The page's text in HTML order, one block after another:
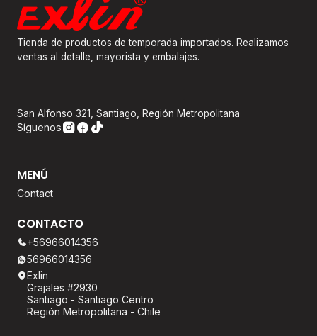
Tienda de productos de temporada importados. Realizamos
ventas al detalle, mayorista y embalajes.
San Alfonso 321, Santiago, Región Metropolitana
Síguenos
MENÚ
Contact
CONTACTO
+56966014356
56966014356
Exlin
Grajales #2930
Santiago - Santiago Centro
Región Metropolitana - Chile